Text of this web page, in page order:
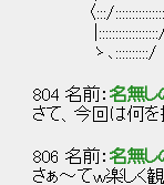
〈:::/
|::::::::::::::::::/
ゝ､::::::::::/
804 名前： 名無し
さて、今回は何を
806 名前： 名無し
さぁ～てｗ楽しく